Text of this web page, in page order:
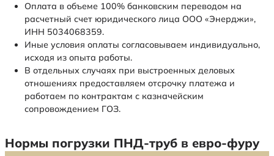
Оплата в объеме 100% банковским переводом на
расчетный счет юридического лица ООО «Энерджи»,
ИНН 5034068359.
Иные условия оплаты согласовываем индивидуально,
исходя из опыта работы.
В отдельных случаях при выстроенных деловых
отношениях предоставляем отсрочку платежа и
работаем по контрактам с казначейским
сопровождением ГОЗ.
Нормы погрузки ПНД-труб в евро-фуру